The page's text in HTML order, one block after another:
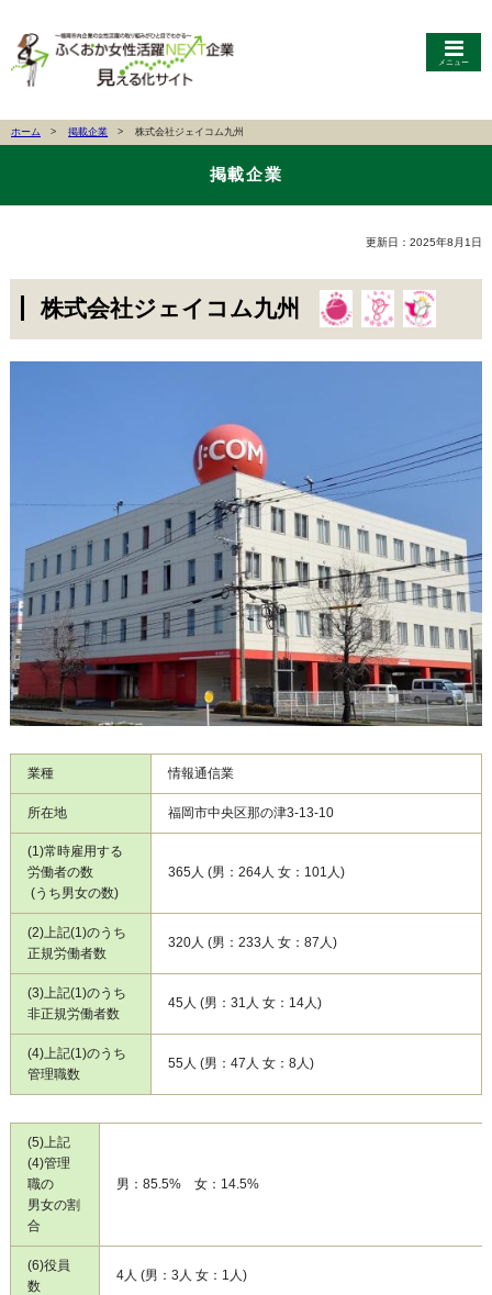
メニュー
ホーム 掲載企業 株式会社ジェイコム九州
掲載企業
更新日：2025年8月1日
株式会社ジェイコム九州
業種 情報通信業
所在地 福岡市中央区那の津3-13-10
(1)常時雇用する
労働者の数
(うち男女の数)
365人 (男：264人 女：101人)
(2)上記(1)のうち
正規労働者数
320人 (男：233人 女：87人)
(3)上記(1)のうち
非正規労働者数
45人 (男：31人 女：14人)
(4)上記(1)のうち
管理職数
55人 (男：47人 女：8人)
(5)上記
(4)管理
職の
男女の割
合
男：85.5% 女：14.5%
(6)役員
数
4人 (男：3人 女：1人)